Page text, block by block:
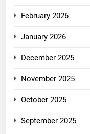
February 2026
January 2026
December 2025
November 2025
October 2025
September 2025